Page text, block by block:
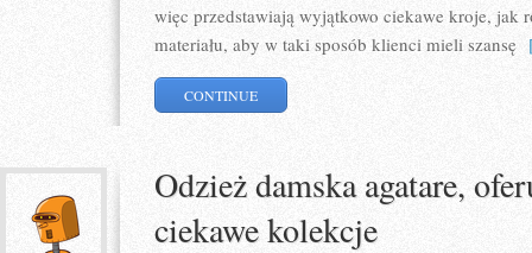
więc przedstawiają wyjątkowo ciekawe kroje, jak
materiału, aby w taki sposób klienci mieli szansę
CONTINUE
Odzież damska agatare,
ciekawe kolekcje